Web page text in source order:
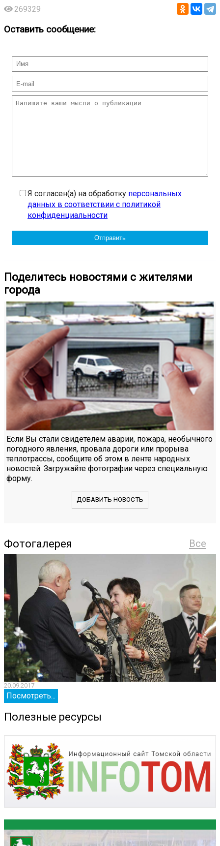
269329
Оставить сообщение:
Я согласен(а) на обработку персональных
данных в соответствии с политикой
конфиденциальности
Поделитесь новостями с жителями
города
Если Вы стали свидетелем аварии, пожара, необычного
погодного явления, провала дороги или прорыва
теплотрассы, сообщите об этом в ленте народных
новостей. Загружайте фотографии через специальную
форму.
ДОБАВИТЬ НОВОСТЬ
Все
Фотогалерея
20.09.2017
Посмотреть...
Полезные ресурсы